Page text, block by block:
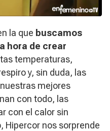
la que buscamos
hora de crear
temperaturas,
y, sin duda, las
mejores
con todo, las
con el calor sin
Hipercor nos sorprende